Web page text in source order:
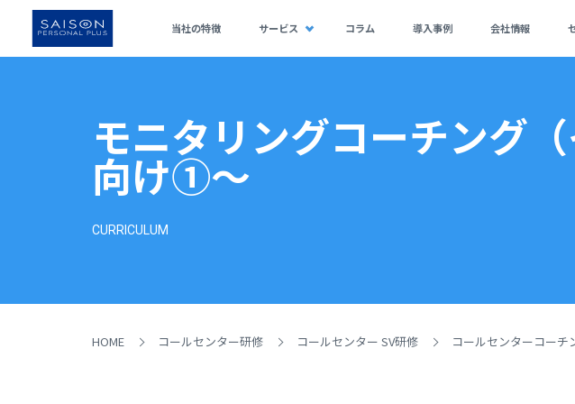
当社の特徴 サービス コラム 導入事例 会社情報
モニタリングコーチング
向け①～
CURRICULUM
HOME コールセンター研修 コールセンター SV研修 コールセンターコーチ